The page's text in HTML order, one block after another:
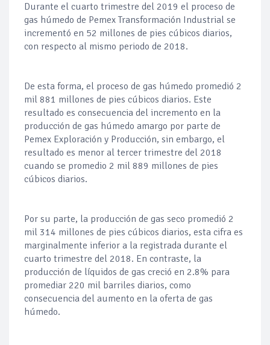
Durante el cuarto trimestre del 2019 el proceso de
gas húmedo de Pemex Transformación Industrial se
incrementó en 52 millones de pies cúbicos diarios,
con respecto al mismo periodo de 2018.
De esta forma, el proceso de gas húmedo promedió 2
mil 881 millones de pies cúbicos diarios. Este
resultado es consecuencia del incremento en la
producción de gas húmedo amargo por parte de
Pemex Exploración y Producción, sin embargo, el
resultado es menor al tercer trimestre del 2018
cuando se promedio 2 mil 889 millones de pies
cúbicos diarios.
Por su parte, la producción de gas seco promedió 2
mil 314 millones de pies cúbicos diarios, esta cifra es
marginalmente inferior a la registrada durante el
cuarto trimestre del 2018. En contraste, la
producción de líquidos de gas creció en 2.8% para
promediar 220 mil barriles diarios, como
consecuencia del aumento en la oferta de gas
húmedo.